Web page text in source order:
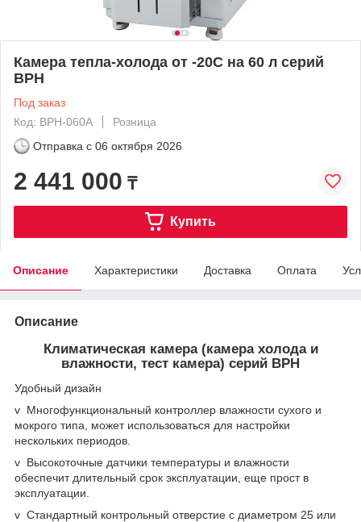
Камера тепла-холода от -20C на 60 л серий
BPH
Под заказ
Код: ВРН-060A
Розница
Отправка с 06 октября 2026
2 441 000 ₸
Купить
Описание Характеристики Доставка Оплата
Описание
Климатическая камера (камера холода и
влажности, тест камера) серий BPH
Удобный дизайн
v Многофункциональный контроллер влажности сухого и
мокрого типа, может использоваться для настройки
нескольких периодов.
v Высокоточные датчики температуры и влажности
обеспечит длительный срок эксплуатации, еще прост в
эксплуатации.
v Стандартный контрольный отверстие с диаметром 25 или